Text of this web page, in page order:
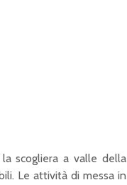
scogliera a valle della
Le attività di messa in